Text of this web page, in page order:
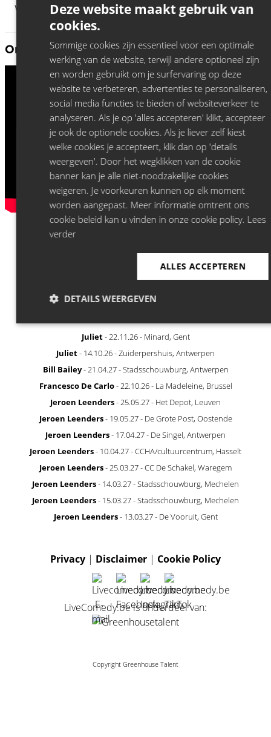
Ontdek meer Jeroen Leenders:
RECENTLY ANNOUNCED
Juliet- 22.11.26 - Minard, Gent
Juliet- 14.10.26 - Zuiderpershuis, Antwerpen
Bill Bailey- 21.04.27 - Stadsschouwburg, Antwerpen
Francesco De Carlo- 22.10.26 - La Madeleine, Brussel
Jeroen Leenders- 25.05.27 - Het Depot, Leuven
Jeroen Leenders- 19.05.27 - De Grote Post, Oostende
Jeroen Leenders- 17.04.27 - De Singel, Antwerpen
Jeroen Leenders- 10.04.27 - CCHA/cultuurcentrum, Hasselt
Jeroen Leenders- 25.03.27 - CC De Schakel, Waregem
Jeroen Leenders- 14.03.27 - Stadsschouwburg, Mechelen
Jeroen Leenders- 15.03.27 - Stadsschouwburg, Mechelen
Jeroen Leenders- 13.03.27 - De Vooruit, Gent
Privacy | Disclaimer | Cookie Policy
LiveComedy.be is onderdeel van:
Copyright Greenhouse Talent
Deze website maakt gebruik van
cookies.
Sommige cookies zijn essentieel voor een optimale
werking van de website, terwijl andere optioneel zijn
en worden gebruikt om je surfervaring op deze
website te verbeteren, advertenties te personaliseren,
social media functies te bieden of websiteverkeer te
analyseren. Als je op 'alles accepteren' klikt, accepteer
je ook de optionele cookies. Als je liever zelf kiest
welke cookies je accepteert, klik dan op 'details
weergeven'. Door het wegklikken van de cookie
banner kan je alle niet-noodzakelijke cookies
weigeren. Je voorkeuren kunnen op elk moment
worden aangepast. Meer informatie omtrent ons
cookie beleid kan u vinden in onze cookie policy. Lees
verder
ALLES ACCEPTEREN
DETAILS WEERGEVEN